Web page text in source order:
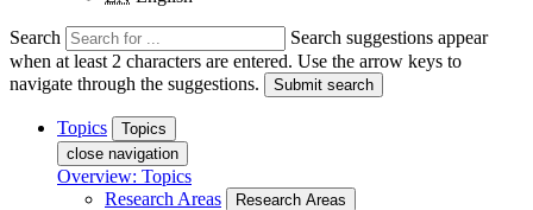
Search
Search suggestions appear
when at least 2 characters are entered. Use the arrow keys to
navigate through the suggestions.
Submit search
Topics
Topics
close navigation
Overview: Topics
Research Areas
Research Areas